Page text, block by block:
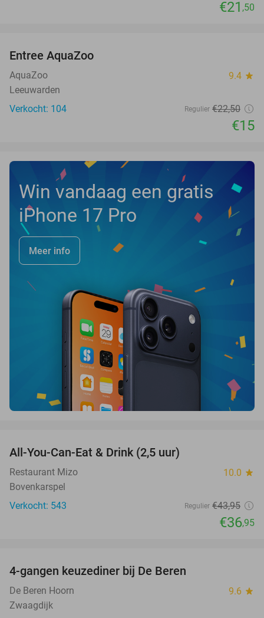
€21 ,50
TODAY
Entree AquaZoo
AquaZoo 9.4 star
Leeuwarden
Verkocht: 104
Regulier €22,50
€15
Win vandaag een gratis
iPhone 17 Pro
Meer info
All-You-Can-Eat & Drink (2,5 uur)
Restaurant Mizo 10.0 star
Bovenkarspel
Verkocht: 543
Regulier €43,95
€36,95
4-gangen keuzediner bij De Beren
De Beren Hoorn 9.6 star
Zwaagdijk